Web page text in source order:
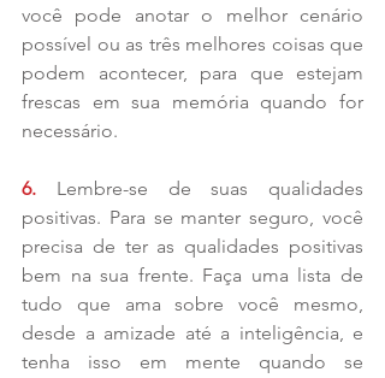
você pode anotar o melhor cenário
possível ou as três melhores coisas que
podem acontecer, para que estejam
frescas em sua memória quando for
necessário.
6. Lembre-se de suas qualidades
positivas. Para se manter seguro, você
precisa de ter as qualidades positivas
bem na sua frente. Faça uma lista de
tudo que ama sobre você mesmo,
desde a amizade até a inteligência, e
tenha isso em mente quando se